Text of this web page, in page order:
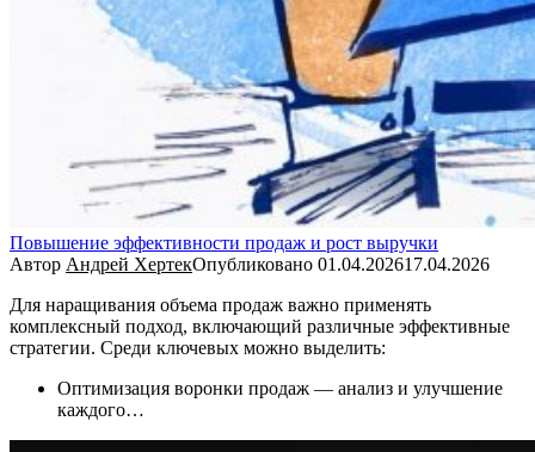
Повышение эффективности продаж и рост выручки
Автор Андрей ХертекОпубликовано 01.04.202617.04.2026
Для наращивания объема продаж важно применять
комплексный подход, включающий различные эффективные
стратегии. Среди ключевых можно выделить:
Оптимизация воронки продаж — анализ и улучшение
каждого…